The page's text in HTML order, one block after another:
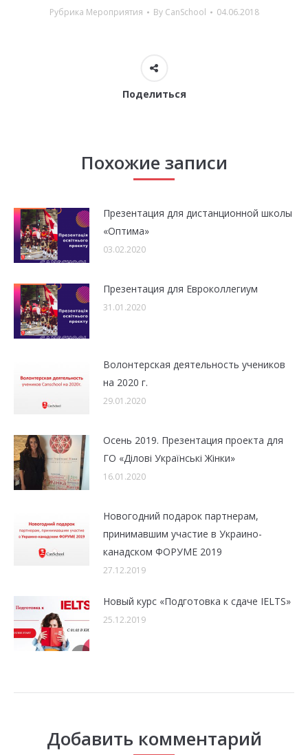
Рубрика Мероприятия By CanSchool 04.06.2018
Поделиться
Похожие записи
Презентация для дистанционной школы
«Оптима»
03.02.2020
Презентация для Евроколлегиум
31.01.2020
Волонтерская деятельность учеников
на 2020 г.
29.01.2020
Осень 2019. Презентация проекта для
ГО «Ділові Українські Жінки»
16.01.2020
Новогодний подарок партнерам,
принимавшим участие в Украино-
канадском ФОРУМЕ 2019
27.12.2019
Новый курс «Подготовка к сдаче IELTS»
25.12.2019
Добавить комментарий